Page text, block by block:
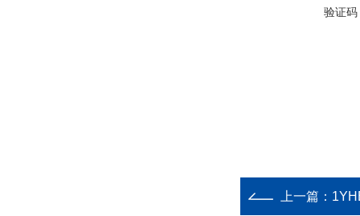
验证码
上一篇：